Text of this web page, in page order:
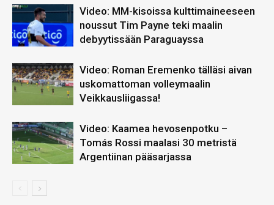
Video: MM-kisoissa kulttimaineeseen
noussut Tim Payne teki maalin
debyytissään Paraguayssa
Video: Roman Eremenko tälläsi aivan
uskomattoman volleymaalin
Veikkausliigassa!
Video: Kaamea hevosenpotku –
Tomás Rossi maalasi 30 metristä
Argentiinan pääsarjassa